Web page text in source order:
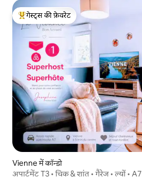
गेस्ट्स का टॉप फ़ेवरेट
गेस्ट्स की फ़ेवरेट
Vienne में कॉन्डो
अपार्टमेंट T3 • चिक & शांत • गैरेज • ल्यों • A7